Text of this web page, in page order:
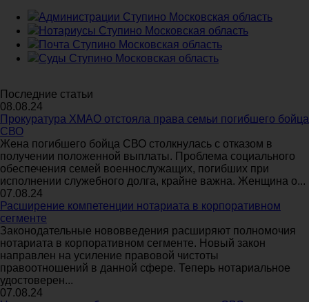
Администрации Ступино Московская область
Нотариусы Ступино Московская область
Почта Ступино Московская область
Суды Ступино Московская область
Последние статьи
08.08.24
Прокуратура ХМАО отстояла права семьи погибшего бойца
СВО
Жена погибшего бойца СВО столкнулась с отказом в
получении положенной выплаты. Проблема социального
обеспечения семей военнослужащих, погибших при
исполнении служебного долга, крайне важна. Женщина о...
07.08.24
Расширение компетенции нотариата в корпоративном
сегменте
Законодательные нововведения расширяют полномочия
нотариата в корпоративном сегменте. Новый закон
направлен на усиление правовой чистоты
правоотношений в данной сфере. Теперь нотариальное
удостоверен...
07.08.24